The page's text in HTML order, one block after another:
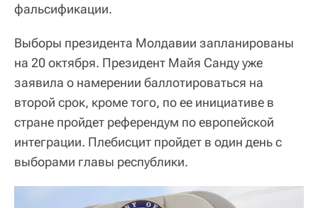
фальсификации.
Выборы президента Молдавии запланированы
на 20 октября. Президент Майя Санду уже
заявила о намерении баллотироваться на
второй срок, кроме того, по ее инициативе в
стране пройдет референдум по европейской
интеграции. Плебисцит пройдет в один день с
выборами главы республики.